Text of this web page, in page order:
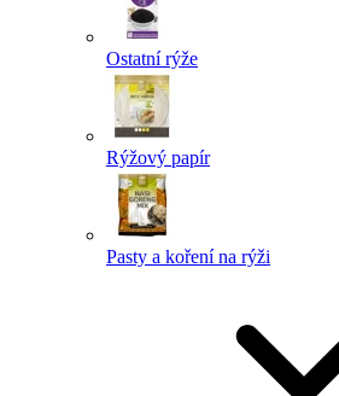
Ostatní rýže
Rýžový papír
Pasty a koření na rýži